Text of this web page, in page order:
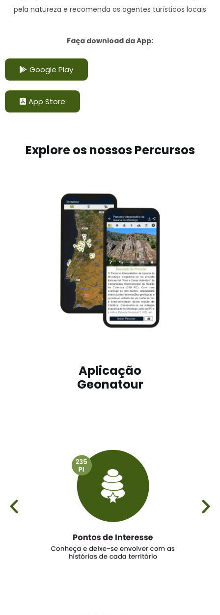
pela natureza e recomenda os agentes turísticos locais
Faça download da App:
Google Play
App Store
Explore os nossos Percursos
Aplicação
Geonatour